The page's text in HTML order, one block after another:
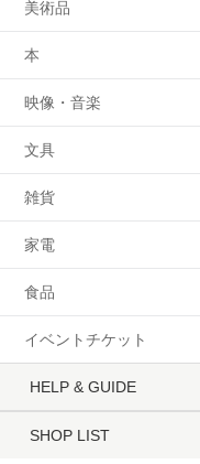
美術品
本
映像・音楽
文具
雑貨
家電
食品
イベントチケット
HELP & GUIDE
SHOP LIST